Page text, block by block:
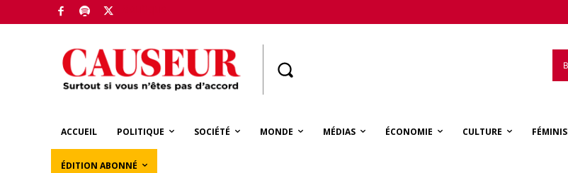
ACCUEIL POLITIQUE SOCIÉTÉ MONDE MÉDIAS ÉCONOMIE CULTURE
ÉDITION ABONNÉ